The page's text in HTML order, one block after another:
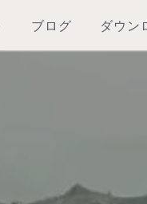
ブログ ダウン